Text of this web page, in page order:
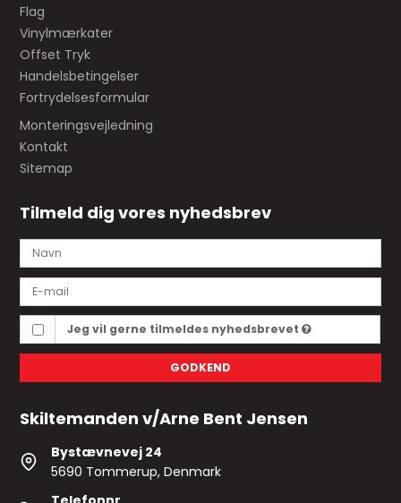
Flag
Vinylmærkater
Offset Tryk
Handelsbetingelser
Fortrydelsesformular
Monteringsvejledning
Kontakt
Sitemap
Tilmeld dig vores nyhedsbrev
Jeg vil gerne tilmeldes nyhedsbrevet
GODKEND
Skiltemanden v/Arne Bent Jensen
Bystævnevej 24
5690 Tommerup, Denmark